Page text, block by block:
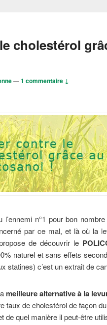
cholestérol
—1 commentaire ↓
n°1 pour bon
par ce mal, et là où la
de découvrir le
naturel et sans effets
statines) c’est un extrait de
meilleure alternative à la
taux de cholestérol de façon
de quel manière il peut-être